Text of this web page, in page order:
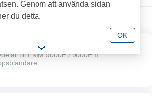
till FMM 9000E / 9000E II
till FMM 9000E / 9000E II
Genom att använda sidan
du detta.
OK